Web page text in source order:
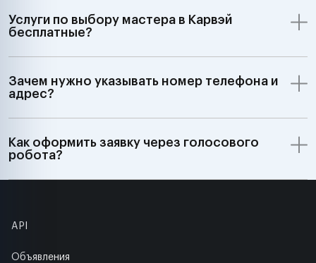
Услуги по выбору мастера в Карвэй
бесплатные?
Зачем нужно указывать номер телефона и
адрес?
Как оформить заявку через голосового
робота?
API
Объявления